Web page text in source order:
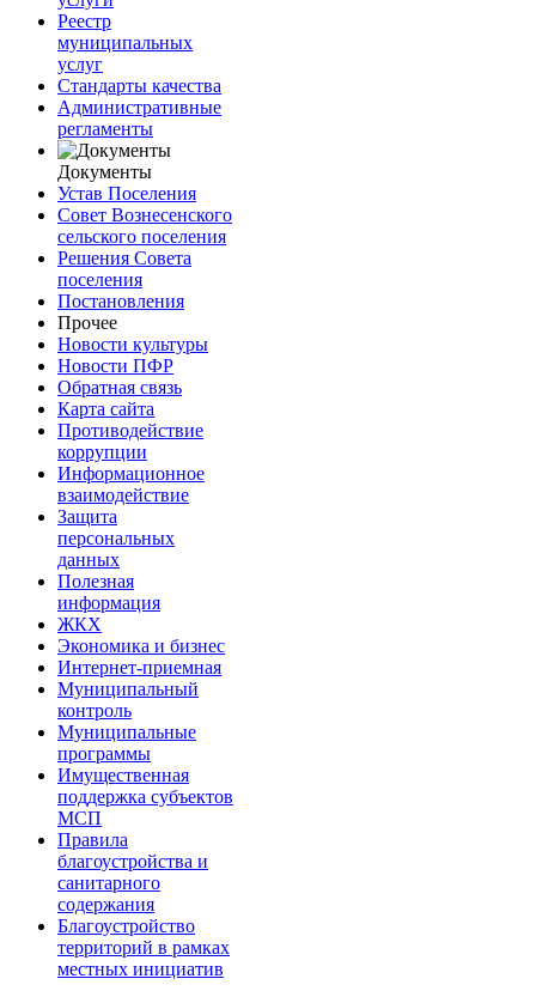
Реестр
муниципальных
услуг
Стандарты качества
Административные
регламенты
Документы
Устав Поселения
Совет Вознесенского
сельского поселения
Решения Совета
поселения
Постановления
Прочее
Новости культуры
Новости ПФР
Обратная связь
Карта сайта
Противодействие
коррупции
Информационное
взаимодействие
Защита
персональных
данных
Полезная
информация
ЖКХ
Экономика и бизнес
Интернет-приемная
Муниципальный
контроль
Муниципальные
программы
Имущественная
поддержка субъектов
МСП
Правила
благоустройства и
санитарного
содержания
Благоустройство
территорий в рамках
местных инициатив